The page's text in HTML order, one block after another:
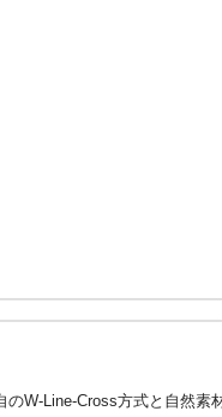
のW-Line-Cross方式と自然素